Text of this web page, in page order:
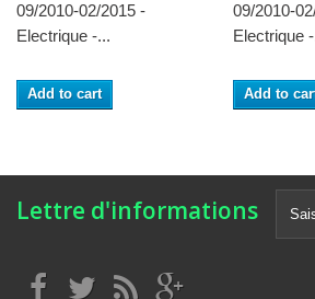
09/2010-02/2015 -
Electrique -...
Add to cart
09/2010-
Electrique
Add to
Lettre d'informations